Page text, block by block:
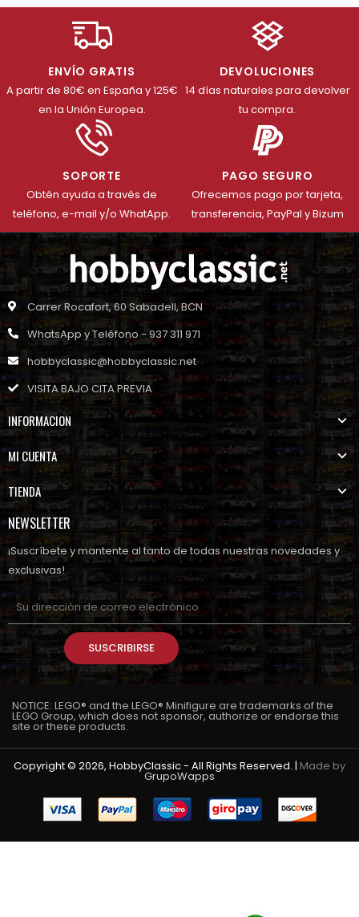
ENVÍO GRATIS
A partir de 80€ en España y 125€
en la Unión Europea.
DEVOLUCIONES
14 días naturales para devolver
tu compra.
SOPORTE
Obtén ayuda a través de
teléfono, e-mail y/o WhatApp.
PAGO SEGURO
Ofrecemos pago por tarjeta,
transferencia, PayPal y Bizum
Carrer Rocafort, 60 Sabadell, BCN
WhatsApp y Teléfono - 937 311 971
hobbyclassic@hobbyclassic.net
VISITA BAJO CITA PREVIA
INFORMACION
MI CUENTA
TIENDA
NEWSLETTER
¡Suscríbete y mantente al tanto de todas nuestras novedades y
exclusivas!
SUSCRIBIRSE
NOTICE: LEGO® and the LEGO® Minifigure are trademarks of the
LEGO Group, which does not sponsor, authorize or endorse this
site or these products.
Copyright © 2026, HobbyClassic - All Rights Reserved. | Made by
GrupoWapps